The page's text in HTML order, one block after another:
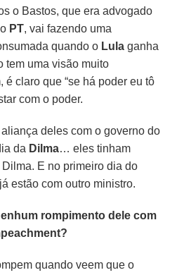
o Bastos, que era advogado
PT, vai fazendo uma
quando o Lula ganha
tem uma visão muito
é claro que “se há poder eu tô
com o poder.
deles com o governo do
da Dilma… eles tinham
E no primeiro dia do
estão com outro ministro.
rompimento dele com
quando veem que o